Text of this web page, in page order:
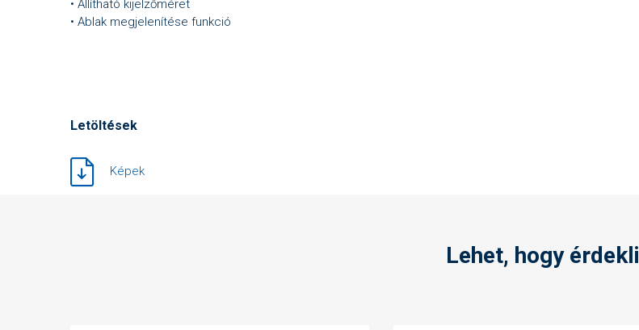
• Állítható kijelzőméret
• Ablak megjelenítése funkció
Letöltések
Képek
Lehet, hogy érdekli